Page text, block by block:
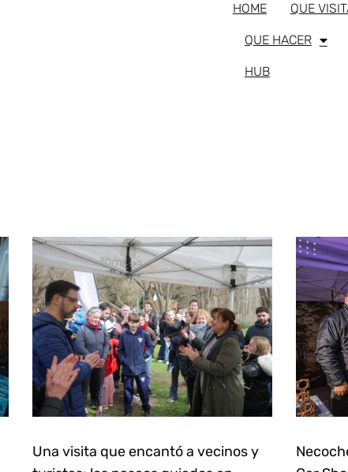
HOME QUE
QUE HACER
HUB
Una visita que encantó a vecinos y